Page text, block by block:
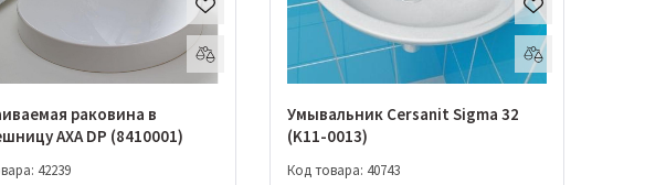
раковина в
AXA DP (8410001)
42239
Умывальник Cersanit Sigma 32
(K11-0013)
Код товара: 40743